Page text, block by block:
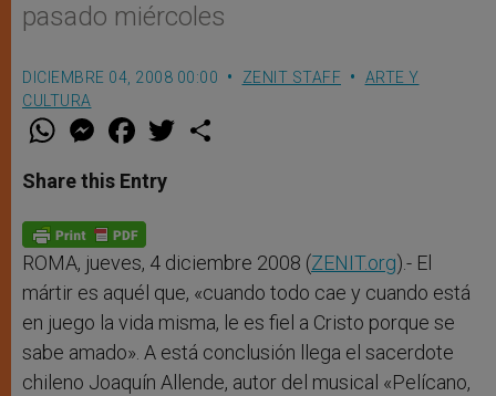
pasado miércoles
DICIEMBRE 04, 2008 00:00 ZENIT STAFF
ARTE Y
CULTURA
W
t
s
p
p
M
e
s
e
g
e
r
F
a
e
b
o
k
w
Share this Entry
ROMA, jueves, 4 diciembre 2008 (ZENIT.org).- El
mártir es aquél que, «cuando todo cae y cuando está
en juego la vida misma, le es fiel a Cristo porque se
sabe amado». A está conclusión llega el sacerdote
chileno Joaquín Allende, autor del musical «Pelícano,